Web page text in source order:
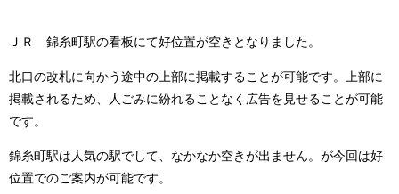
ＪＲ 錦糸町駅の看板にて好位置が空きとなりました。
北口の改札に向かう途中の上部に掲載することが可能です。上部に
掲載されるため、人ごみに紛れることなく広告を見せることが可能
です。
錦糸町駅は人気の駅でして、なかなか空きが出ません。が今回は好
位置でのご案内が可能です。